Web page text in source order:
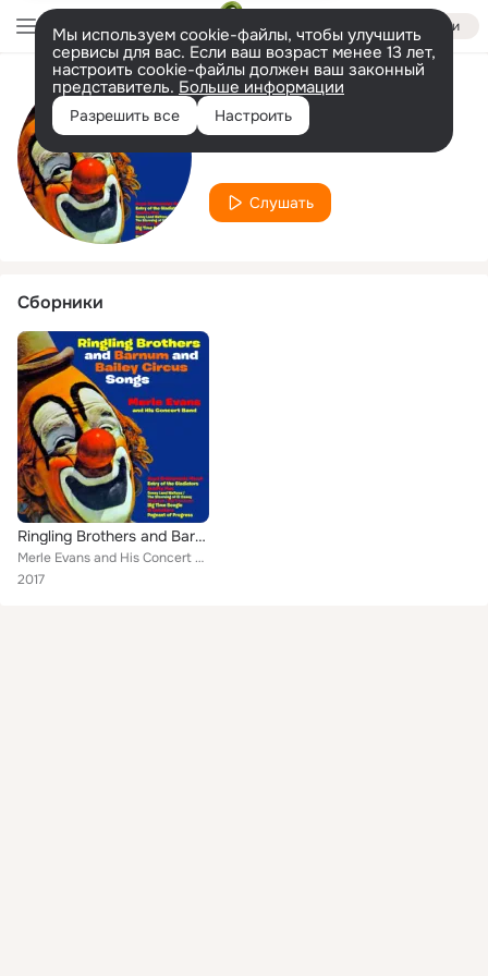
Войти
Мы используем cookie-файлы, чтобы улучшить
сервисы для вас. Если ваш возраст менее 13 лет,
настроить cookie-файлы должен ваш законный
представитель. Больше информации
Разрешить все Настроить
Исполнитель
His Concert Band
Слушать
Сборники
Ringling Brothers and Barnum and Bailey Circus Songs
Merle Evans and His Concert Band
2017